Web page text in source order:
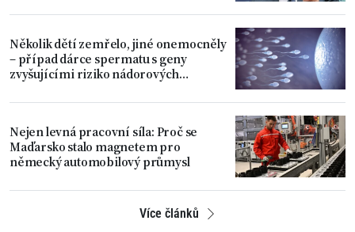
Několik dětí zemřelo, jiné onemocněly
– případ dárce spermatu s geny
zvyšujícími riziko nádorových
Nejen levná pracovní síla: Proč se
Maďarsko stalo magnetem pro
německý automobilový průmysl
Více článků